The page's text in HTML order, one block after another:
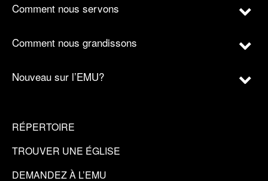
Comment nous servons
Comment nous grandissons
Nouveau sur l’EMU?
RÉPERTOIRE
TROUVER UNE ÉGLISE
DEMANDEZ À L’EMU